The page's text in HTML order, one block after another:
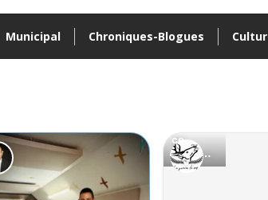
Municipal Chroniques-Blogues